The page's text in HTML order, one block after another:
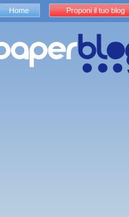
Home Proponi il tuo blog